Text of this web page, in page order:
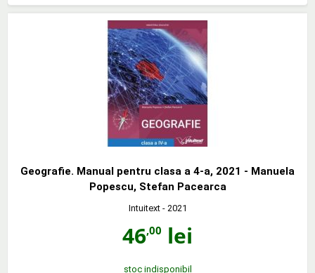
Geografie. Manual pentru clasa a 4-a, 2021 - Manuela
Popescu, Stefan Pacearca
Intuitext- 2021
46,00 lei
stoc indisponibil